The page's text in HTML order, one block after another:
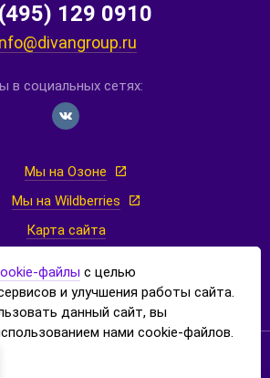
129 0910
в социальных сетях:
Мы на Озоне
Мы на Wildberries
Карта сайта
персональных данных
— интернет-магазин мягкой мебели от
файлы с целью
и улучшения работы сайта.
данный сайт, вы
нами cookie-файлов.